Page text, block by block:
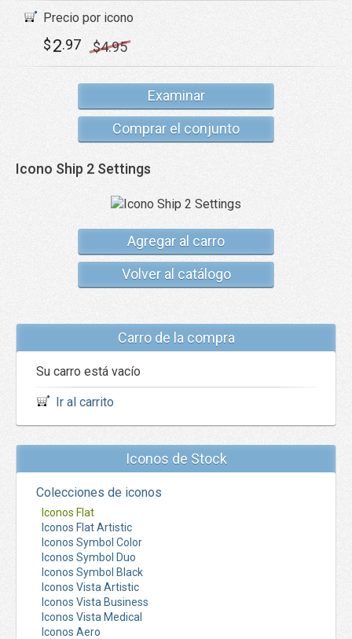
Precio por icono
$2.97 $4.95
Examinar
Comprar el conjunto
Icono Ship 2 Settings
Agregar al carro
Volver al catálogo
Carro de la compra
Su carro está vacío
Ir al carrito
Iconos de Stock
Colecciones de iconos
Iconos Flat
Iconos Flat Artistic
Iconos Symbol Color
Iconos Symbol Duo
Iconos Symbol Black
Iconos Vista Artistic
Iconos Vista Business
Iconos Vista Medical
Iconos Aero